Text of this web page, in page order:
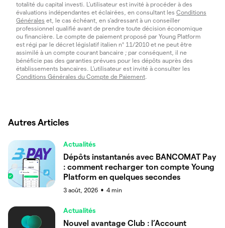
totalité du capital investi. L'utilisateur est invité à procéder à des
évaluations indépendantes et éclairées, en consultant les Conditions
Générales et, le cas échéant, en s'adressant à un conseiller
professionnel qualifié avant de prendre toute décision économique
ou financière. Le compte de paiement proposé par Young Platform
est régi par le décret législatif italien n° 11/2010 et ne peut être
assimilé à un compte courant bancaire ; par conséquent, il ne
bénéficie pas des garanties prévues pour les dépôts auprès des
établissements bancaires. L'utilisateur est invité à consulter les
Conditions Générales du Compte de Paiement
Autres Articles
Actualités
Dépôts instantanés avec BANCOMAT Pay
: comment recharger ton compte Young
Platform en quelques secondes
3 août, 2026 ● 4 min
Actualités
Nouvel avantage Club : l’Account